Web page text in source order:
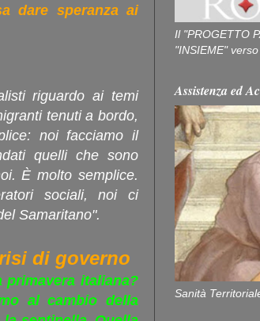
dare speranza ai
riguardo ai temi
tenuti a bordo,
noi facciamo il
quelli che sono
È molto semplice.
sociali, noi ci
Samaritano".
di governo
primavera italiana?
al cambio della
Il "PROGETTO
"INSIEME"
Assistenza ed
Sanità